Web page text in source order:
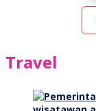
Travel